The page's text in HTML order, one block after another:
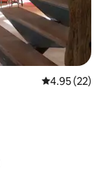
คะแนนเฉลี่ย
4.95 (22)